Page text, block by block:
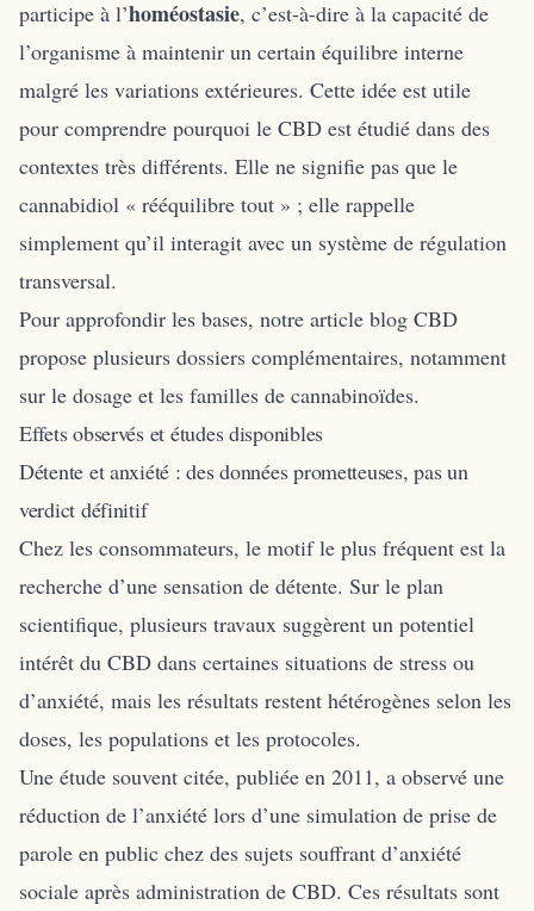
participe à l’homéostasie, c’est-à-dire à la capacité de
l’organisme à maintenir un certain équilibre interne
malgré les variations extérieures. Cette idée est utile
pour comprendre pourquoi le CBD est étudié dans des
contextes très différents. Elle ne signifie pas que le
cannabidiol « rééquilibre tout » ; elle rappelle
simplement qu’il interagit avec un système de régulation
transversal.
Pour approfondir les bases, notre article blog CBD
propose plusieurs dossiers complémentaires, notamment
sur le dosage et les familles de cannabinoïdes.
Effets observés et études disponibles
Détente et anxiété : des données prometteuses, pas un
verdict définitif
Chez les consommateurs, le motif le plus fréquent est la
recherche d’une sensation de détente. Sur le plan
scientifique, plusieurs travaux suggèrent un potentiel
intérêt du CBD dans certaines situations de stress ou
d’anxiété, mais les résultats restent hétérogènes selon les
doses, les populations et les protocoles.
Une étude souvent citée, publiée en 2011, a observé une
réduction de l’anxiété lors d’une simulation de prise de
parole en public chez des sujets souffrant d’anxiété
sociale après administration de CBD. Ces résultats sont